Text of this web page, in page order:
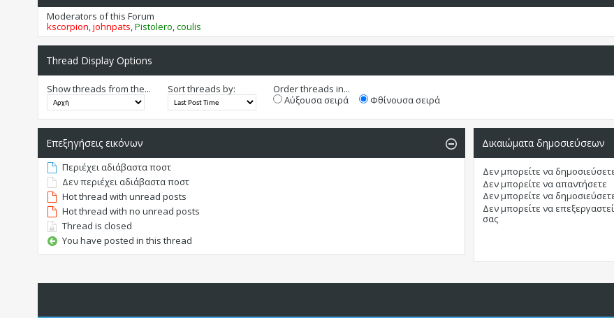
Moderators of this Forum
kscorpion,johnpats,Pistolero,coulis
Thread Display Options
Show threads from the... Sort threads by:
Order threads in...
Αύξουσα σειρά
Φθίνουσα σειρά
Επεξηγήσεις εικόνων
Περιέχει αδιάβαστα ποστ
Δεν περιέχει αδιάβαστα ποστ
Hot thread with unread posts
Hot thread with no unread posts
Thread is closed
You have posted in this thread
Δικαιώματα δημοσιεύσεων
Δεν μπορείτε να
Δεν μπορείτε να απαντήσετε
Δεν μπορείτε να
Δεν μπορείτενα
σας